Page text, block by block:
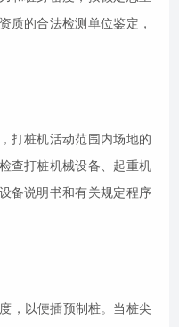
质的合法检测单位鉴定，
打桩机活动范围内场地的
查打桩机械设备、起重机
备说明书和有关规定程序
，以便插预制桩。当桩尖